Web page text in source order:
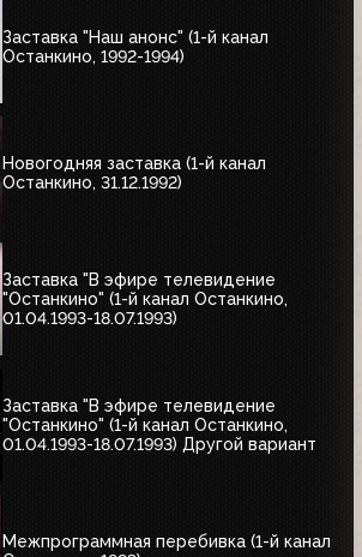
Заставка "Наш анонс" (1-й канал
Останкино, 1992-1994)
Новогодняя заставка (1-й канал
Останкино, 31.12.1992)
Заставка "В эфире телевидение
"Останкино" (1-й канал Останкино,
01.04.1993-18.07.1993)
Заставка "В эфире телевидение
"Останкино" (1-й канал Останкино,
01.04.1993-18.07.1993) Другой вариант
Межпрограммная перебивка (1-й канал